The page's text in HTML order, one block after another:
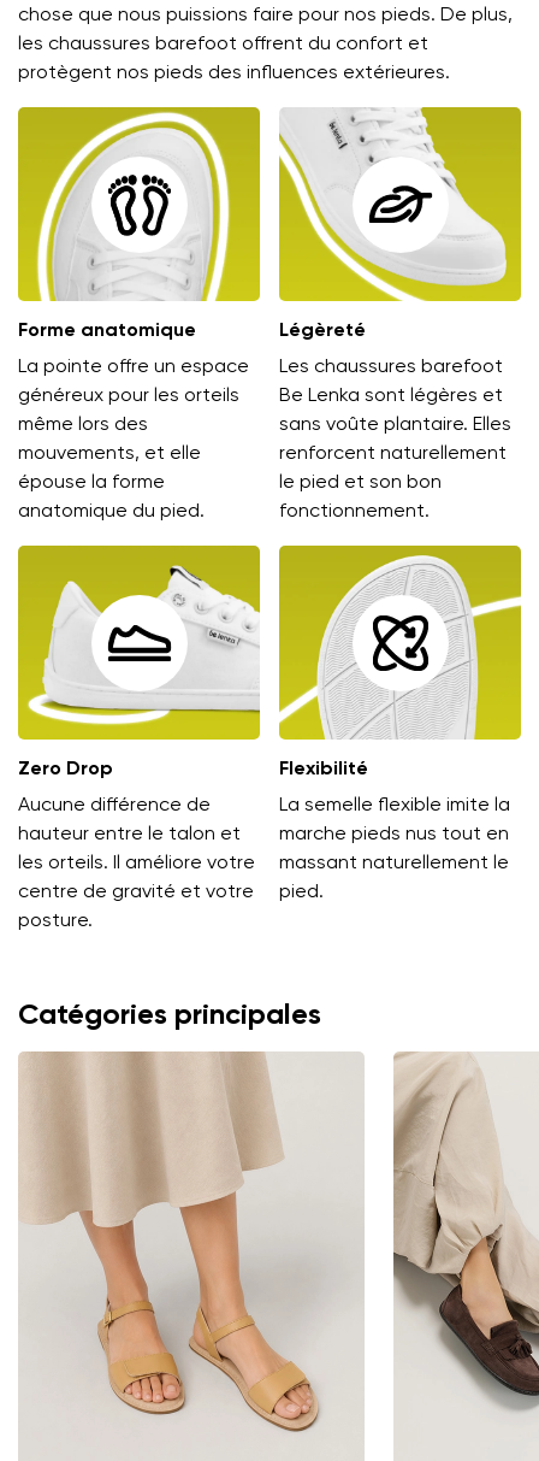
Changer de région
Choisissez le pays de livraison
chose que nous puissions faire pour nos pieds. De plus,
les chaussures barefoot offrent du confort et
protègent nos pieds des influences extérieures.
Forme anatomique
La pointe offre un espace
généreux pour les orteils
même lors des
mouvements, et elle
épouse la forme
anatomique du pied.
Légèreté
Les chaussures barefoot
Be Lenka sont légères et
sans voûte plantaire. Elles
renforcent naturellement
le pied et son bon
fonctionnement.
Zero Drop
Aucune différence de
hauteur entre le talon et
les orteils. Il améliore votre
centre de gravité et votre
posture.
Flexibilité
La semelle flexible imite la
marche pieds nus tout en
massant naturellement le
pied.
Catégories principales